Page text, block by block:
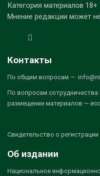
Категория материалов 18+
Мнение редакции может
Контакты
По общим вопросам —
По вопросам сотрудничества
размещение материалов —
Свидетельство о
Об издании
Национальное